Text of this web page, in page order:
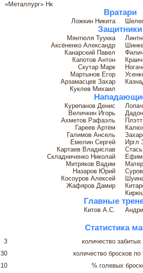
«Металлург» Нк
Вратари
Ложкин Никита
Защитники
Мянтюля Туукка
Аксёненко Александр
Канарский Павел
Капотов Антон
Скутар Марк
Мартынов Егор
Арзамасцев Захар
Куклев Михаил
Курепанов Денис
Величкин Игорь
Ахметов Рафаэль
Гареев Артём
Галимов Ансель
Емелин Сергей
Иргл
Картаев Владислав
Складниченко Николай
Митряков Вадим
Назаров Юрий
Косоуров Алексей
Жафяров Дамир
Главные
Китов А.С.
Статистика
3
количество
30
количество бросков по
10
% голевых